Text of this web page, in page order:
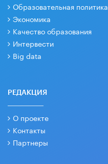
Образовательная политика
Экономика
Качество образования
Интервести
Big data
РЕДАКЦИЯ
О проекте
Контакты
Партнеры